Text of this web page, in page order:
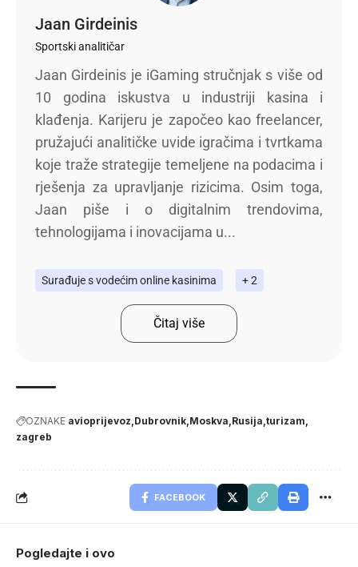
Jaan Girdeinis
Sportski analitičar
Jaan Girdeinis je iGaming stručnjak s više od
10 godina iskustva u industriji kasina i
klađenja. Karijeru je započeo kao freelancer,
pružajući analitičke uvide igračima i tvrtkama
koje traže strategije temeljene na podacima i
rješenja za upravljanje rizicima. Osim toga,
Jaan piše i o digitalnim trendovima,
tehnologijama i inovacijama u...
Surađuje s vodećim online kasinima + 2
Čitaj više
OZNAKE avioprijevoz Dubrovnik Moskva Rusija turizam
zagreb
FACEBOOK
Pogledajte i ovo